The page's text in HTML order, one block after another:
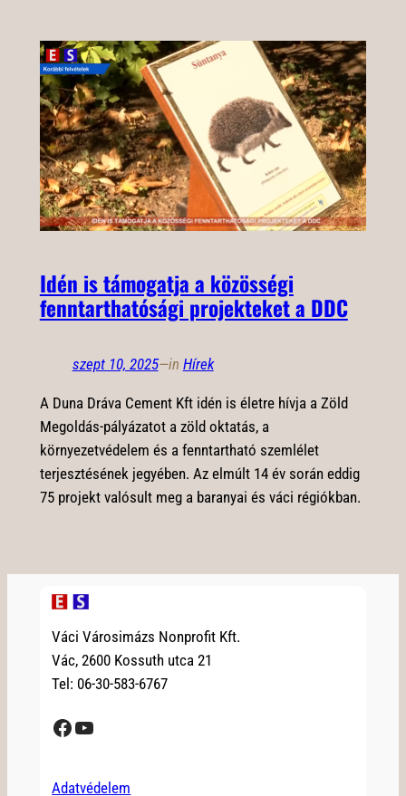
Idén is támogatja a közösségi
fenntarthatósági projekteket a DDC
szept 10, 2025—in Hírek
A Duna Dráva Cement Kft idén is életre hívja a Zöld
Megoldás-pályázatot a zöld oktatás, a
környezetvédelem és a fenntartható szemlélet
terjesztésének jegyében. Az elmúlt 14 év során eddig
75 projekt valósult meg a baranyai és váci régiókban.
Váci Városimázs Nonprofit Kft.
Vác, 2600 Kossuth utca 21
Tel: 06-30-583-6767
Facebook YouTube
Adatvédelem